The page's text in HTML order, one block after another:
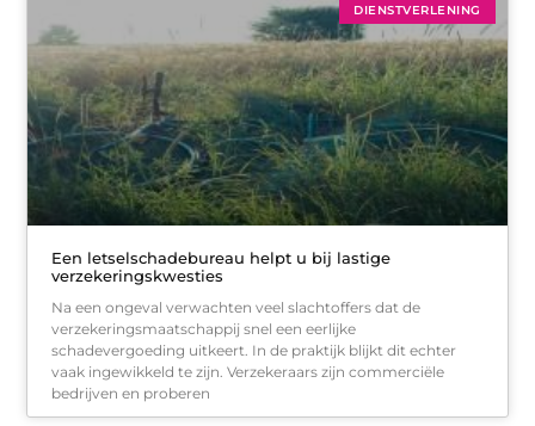
DIENSTVERLENING
Een letselschadebureau helpt u bij lastige
verzekeringskwesties
Na een ongeval verwachten veel slachtoffers dat de
verzekeringsmaatschappij snel een eerlijke
schadevergoeding uitkeert. In de praktijk blijkt dit echter
vaak ingewikkeld te zijn. Verzekeraars zijn commerciële
bedrijven en proberen